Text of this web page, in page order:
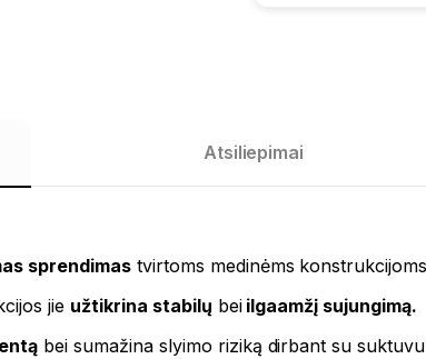
Atsiliepimai
sprendimastvirtoms medinėms
jie užtikrina stabilų beiilgaamžį sujungimą.
bei sumažina slyimo riziką dirbant su